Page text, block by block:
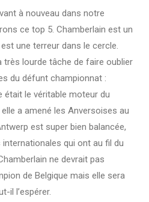
à nouveau dans notre
ce top 5. Chamberlain est un
une terreur dans le cercle.
très lourde tâche de faire oublier
du défunt championnat :
était le véritable moteur du
a amené les Anversoises au
est super bien balancée,
qui ont au fil du
ne devrait pas
de Belgique mais elle sera
il l’espérer.